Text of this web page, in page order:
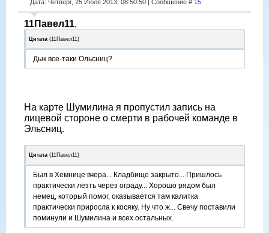
Дата: Четверг, 25 Июля 2013, 08:50:50 | Сообщение # 15
11Павел11,
Цитата (11Павел11 )
Дык все-таки Ольсниц?
На карте Шумилина я пропустил запись на
лицевой стороне о смерти в рабочей команде в
Эльсниц.
Цитата (11Павел11 )
Был в Хемнице вчера... Кладбище закрыто... Пришлось
практически лезть через ограду... Хорошо рядом был
немец, который помог, оказывается там калитка
практически приросла к косяку. Ну что ж... Свечу поставили
поминули и Шумилина и всех остальных.